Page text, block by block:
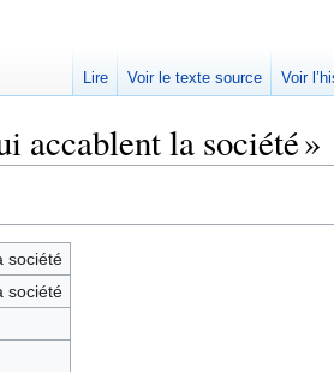
accablent la société »
société
société
Lire Voir le texte source Voir